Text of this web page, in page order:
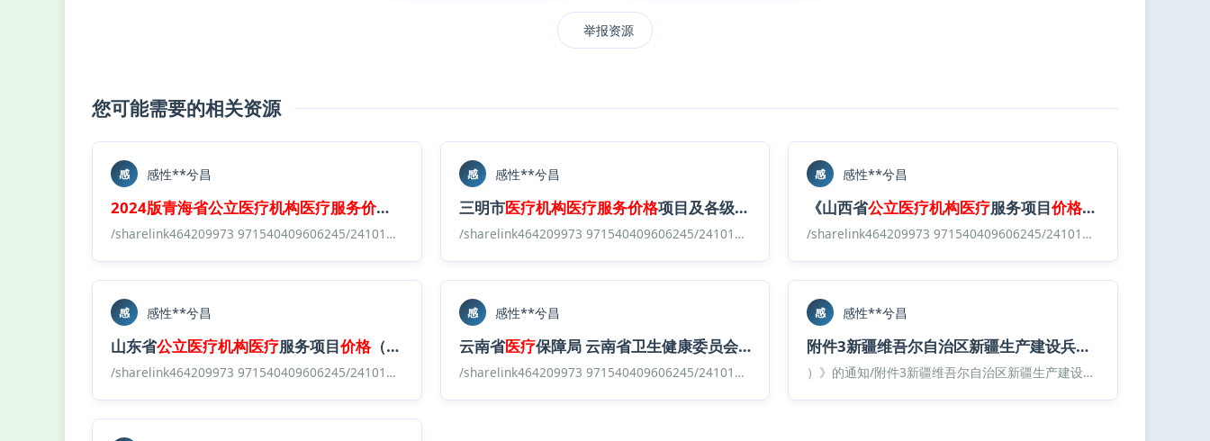
举报资源
您可能需要的相关资源
感 感性**兮昌
2024版青海省公立医疗机构医疗服务价格 xlsx
/sharelink464209973 971540409606245/241017 全国各地 医疗服务价格目录汇总版/2024版青海省公立医疗机构 价格汇总表.xlsx
感 感性**兮昌
三明市医疗机构医疗服务价格项目及各级公立 医疗机构医疗服务价格
/sharelink464209973 971540409606245/241017 全国各地 医疗服务价格目录汇总版/福建省/三明市医疗机构医疗
感 感性**兮昌
《山西省公立医疗机构医疗服务项目价格（2020版）》
/sharelink464209973 971540409606245/241017 全国各地
感 感性**兮昌
山东省公立医疗机构医疗服务项目价格（2023年版）
/sharelink464209973 971540409606245/241017 全国各地 医疗服务价格目录汇总版/山东省公立医疗机构医疗服务项目 （2023年版）
感 感性**兮昌
云南省医疗保障局 云南省卫生健康委员会关于印发《云南省 医疗服务价格项目汇编 （2024版）》及昆明地区省
/sharelink464209973 971540409606245/241017 全国各地 医疗服务价格目录汇总版/云南省医疗保障局 云南省卫生健康委员会关于
感 感性**兮昌
附件3新疆维吾尔自治区新疆生产建设兵团
）》的通知/附件3新疆维吾尔自治区新疆生产建设兵团